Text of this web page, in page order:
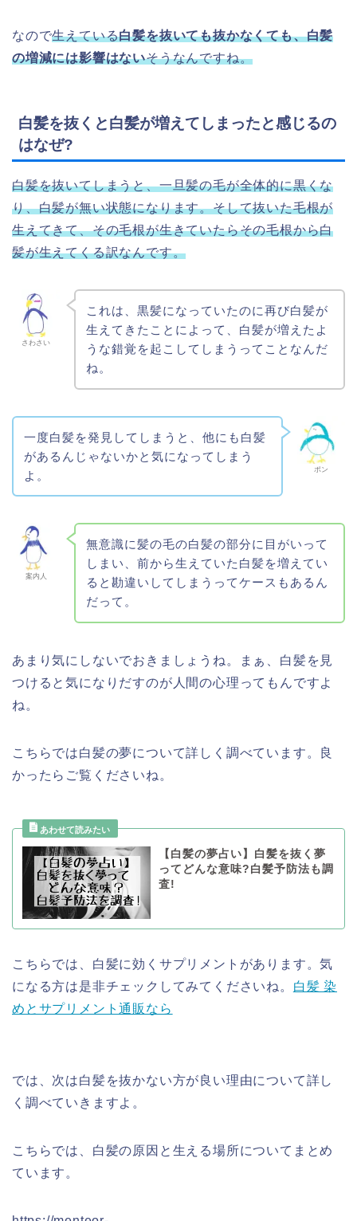
なので生えている白髪を抜いても抜かなくても、白髪
の増減には影響はないそうなんですね。
白髪を抜くと白髪が増えてしまったと感じるの
はなぜ?
白髪を抜いてしまうと、一旦髪の毛が全体的に黒くな
り、白髪が無い状態になります。そして抜いた毛根が
生えてきて、その毛根が生きていたらその毛根から白
髪が生えてくる訳なんです。
さわさい
これは、黒髪になっていたのに再び白髪が
生えてきたことによって、白髪が増えたよ
うな錯覚を起こしてしまうってことなんだ
ね。
ポン
一度白髪を発見してしまうと、他にも白髪
があるんじゃないかと気になってしまう
よ。
案内人
無意識に髪の毛の白髪の部分に目がいって
しまい、前から生えていた白髪を増えてい
ると勘違いしてしまうってケースもあるん
だって。
あまり気にしないでおきましょうね。まぁ、白髪を見
つけると気になりだすのが人間の心理ってもんですよ
ね。
こちらでは白髪の夢について詳しく調べています。良
かったらご覧くださいね。
【白髪の夢占い】白髪を抜く夢
ってどんな意味?白髪予防法も調
査!
こちらでは、白髪に効くサプリメントがあります。気
になる方は是非チェックしてみてくださいね。 白髪 染
めとサプリメント通販なら
では、次は白髪を抜かない方が良い理由について詳し
く調べていきますよ。
こちらでは、白髪の原因と生える場所についてまとめ
ています。